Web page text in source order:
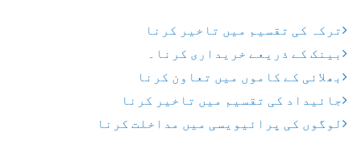
ترکہ کی تقسیم میں تاخیر کرنا
بینک کے ذریعے خریداری کرنا۔
بھلائی کے کاموں میں تعاون کرنا
جائیداد کی تقسیم میں تاخیر کرنا
لوگوں کی پرائیویسی میں مداخلت کرنا